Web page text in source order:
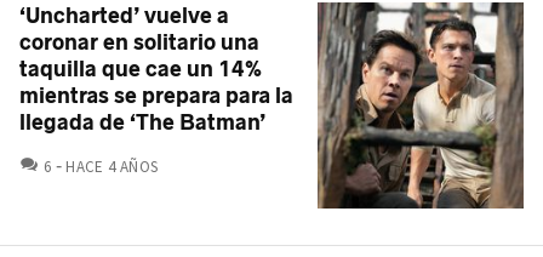
‘Uncharted’ vuelve a
coronar en solitario una
taquilla que cae un 14%
mientras se prepara para la
llegada de ‘The Batman’
6 COMENTARIOS
HACE 4 AÑOS